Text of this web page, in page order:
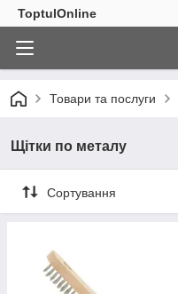
ToptulOnline
Товари та послуги
Щітки по металу
Сортування